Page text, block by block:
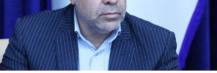
تک کده
پایگاه خبری آبان